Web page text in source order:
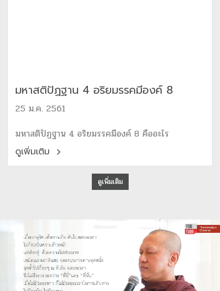
มหาสติปัฏฐาน 4 อริยมรรคมีองค์ 8
25 ม.ค. 2561
มหาสติปัฏฐาน 4 อริยมรรคมีองค์ 8 คืออะไร
ดูเพิ่มเติม
ดูเพิ่มเติม